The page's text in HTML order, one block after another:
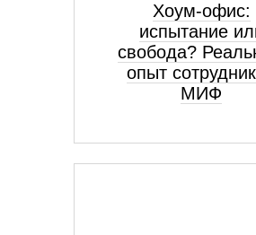
Хоум-офис:
испытание
свобода?
опыт
МИФ